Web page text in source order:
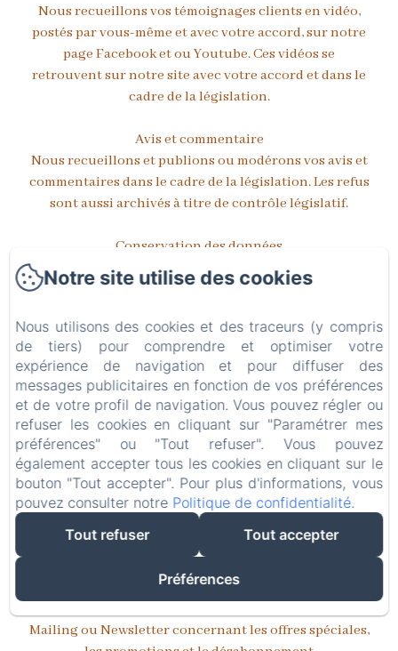
Nous recueillons vos témoignages clients en vidéo,
postés par vous-même et avec votre accord, sur notre
page Facebook et ou Youtube. Ces vidéos se
retrouvent sur notre site avec votre accord et dans le
cadre de la législation.
Avis et commentaire
Nous recueillons et publions ou modérons vos avis et
commentaires dans le cadre de la législation. Les refus
sont aussi archivés à titre de contrôle législatif.
Conservation des données
Vos données sont conservées selon les types
d’informations pour des durées différentes et pour
Ces durées de conservation sont une obligation
légale dans le domaine législatif commercial, fiscal et
bancaire.
Les cookies sont gardés pour une durée légale de 13
mois maximum, mais nous avons opté pour une
rétention de 60 jours.
Les informations de votre compte et de vos factures de
commandes sont conservées 10 ans pour une
obligation comptable et légale à partir de la clôture de
l’exercice.
Les informations de paiement ne sont pas récoltées
banque et de la vôtre pour une durée légale de 5 ans.
Mailing ou Newsletter concernant les offres spéciales,
Notre site utilise des cookies
Nous utilisons des cookies et des traceurs (y compris
de tiers) pour comprendre et optimiser votre
expérience de navigation et pour diffuser des
messages publicitaires en fonction de vos préférences
et de votre profil de navigation. Vous pouvez régler ou
refuser les cookies en cliquant sur "Paramétrer mes
préférences" ou "Tout refuser". Vous pouvez
également accepter tous les cookies en cliquant sur le
bouton "Tout accepter". Pour plus d'informations, vous
pouvez consulter notre Politique de confidentialité.
Tout refuser
Tout accepter
Préférences